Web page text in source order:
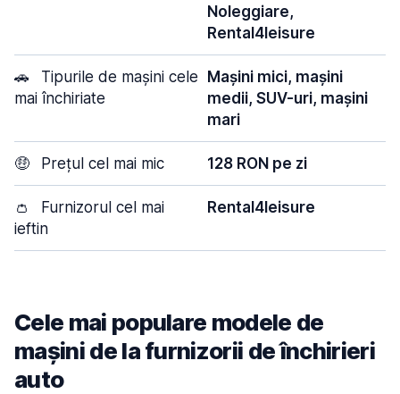
Noleggiare,
Rental4leisure
🚗
Tipurile de mașini cele
mai închiriate
Mașini mici, mașini
medii, SUV-uri, mașini
mari
🤑 Prețul cel mai mic 128 RON pe zi
👛
Furnizorul cel mai
ieftin
Rental4leisure
Cele mai populare modele de
mașini de la furnizorii de închirieri
auto